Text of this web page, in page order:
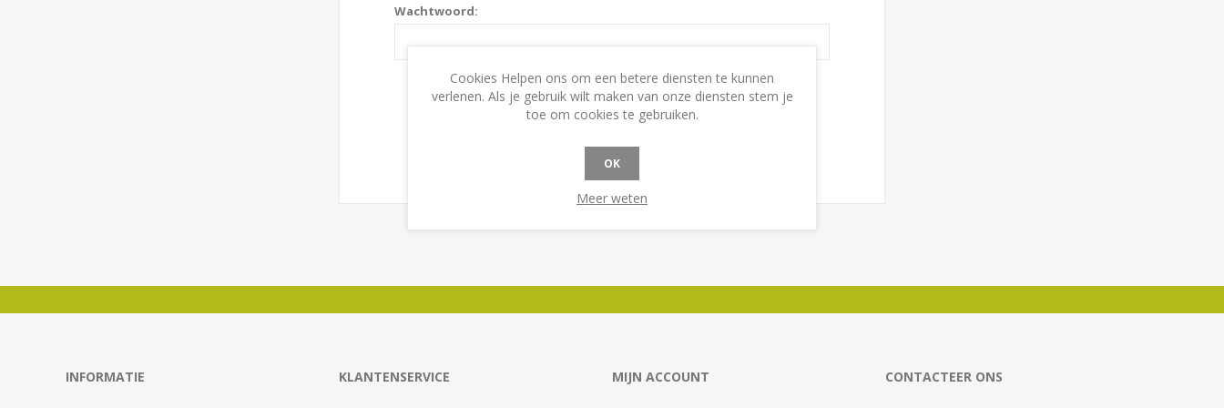
Wachtwoord:
Onthoudt mij? Wachtwoord vergeten?
INFORMATIE KLANTENSERVICE MIJN ACCOUNT CONTACTEER ONS
Cookies Helpen ons om een betere diensten te kunnen
verlenen. Als je gebruik wilt maken van onze diensten stem je
toe om cookies te gebruiken.
OK
Meer weten